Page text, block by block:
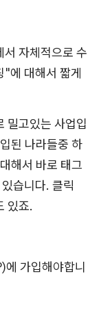
자체적으로 수
"에 대해서 짧게
밀고있는 사업입
된 나라들중 하
해서 바로 태그
습니다. 클릭
있죠.
에 가입해야합니